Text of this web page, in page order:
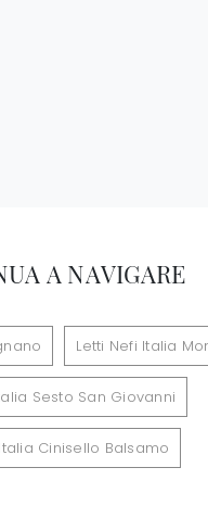
A NAVIGARE
Letti Nefi Italia
Sesto San Giovanni
Cinisello Balsamo